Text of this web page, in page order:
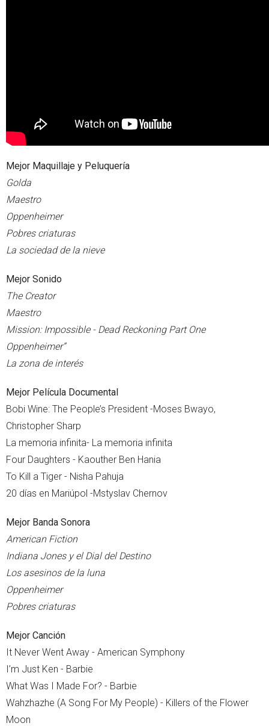
Mejor Maquillaje y Peluquería
Golda
Maestro
Oppenheimer
Pobres criaturas
La sociedad de la nieve
Mejor Sonido
The Creator
Maestro
Mission: Impossible - Dead Reckoning Part One
Oppenheimer”
La zona de interés
Mejor Película Documental
Bobi Wine: The People’s President -Moses Bwayo,
Christopher Sharp
La memoria infinita- La memoria infinita
Four Daughters - Kaouther Ben Hania
To Kill a Tiger - Nisha Pahuja
20 días en Mariúpol -Mstyslav Chernov
Mejor Banda Sonora
American Fiction
Indiana Jones y el Dial del Destino
Los asesinos de la luna
Oppenheimer
Pobres criaturas
Mejor Canción
It Never Went Away - American Symphony
I’m Just Ken - Barbie
What Was I Made For? - Barbie
Wahzhazhe (A Song For My People) - Killers of the Flower
Moon